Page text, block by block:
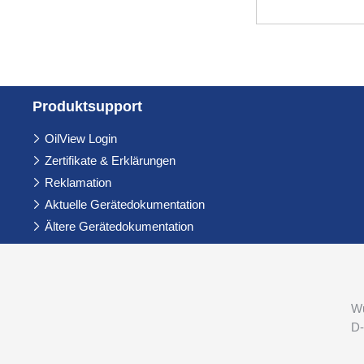
Produkt­support
Navigation
überspringen
OilView Login
Zertifikate & Erklärungen
Reklamation
Aktuelle Gerätedokumentation
Ältere Gerätedokumentation